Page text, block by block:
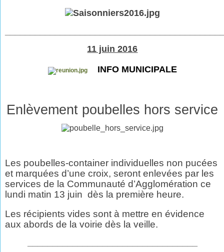
11 juin 2016
INFO MUNICIPALE
Enlèvement poubelles hors service
Les poubelles-container individuelles non pucées
et marquées d’une croix, seront enlevées par les
services de la Communauté d’Agglomération ce
lundi matin 13 juin dès la première heure.
Les récipients vides sont à mettre en évidence
aux abords de la voirie dès la veille.